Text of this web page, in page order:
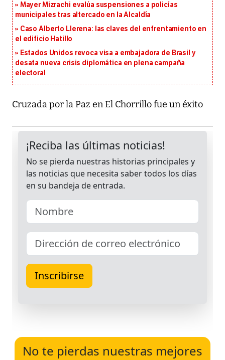
Mayer Mizrachi evalúa suspensiones a policías
municipales tras altercado en la Alcaldía
Caso Alberto Llerena: las claves del enfrentamiento en
el edificio Hatillo
Estados Unidos revoca visa a embajadora de Brasil y
desata nueva crisis diplomática en plena campaña
electoral
Cruzada por la Paz en El Chorrillo fue un éxito
No te pierdas nuestras mejores